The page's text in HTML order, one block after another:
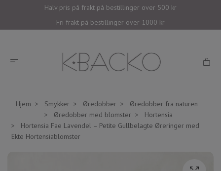
Halv pris på frakt på bestillinger over 500 kr
Fri frakt på bestillinger over 1000 kr
Hjem Smykker Øredobber
Øredobber fra naturen
Øredobber med blomster
Hortensia
Hortensia Fae Lavendel – Petite Gullbelagte Øreringer med
Ekte Hortensiablomster